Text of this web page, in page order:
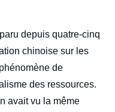
depuis quatre-cinq
chinoise sur les
de
des ressources.
avait vu la même